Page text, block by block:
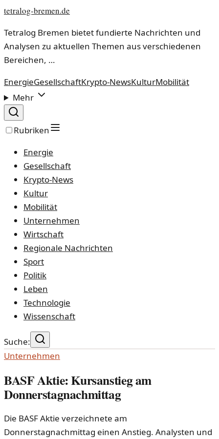
tetralog-bremen.de
Tetralog Bremen bietet fundierte Nachrichten und
Analysen zu aktuellen Themen aus verschiedenen
Bereichen, …
EnergieGesellschaftKrypto-NewsKulturMobilität
Mehr
Rubriken
Energie
Gesellschaft
Krypto-News
Kultur
Mobilität
Unternehmen
Wirtschaft
Regionale Nachrichten
Sport
Politik
Leben
Technologie
Wissenschaft
Suche:
Unternehmen
BASF Aktie: Kursanstieg am
Donnerstagnachmittag
Die BASF Aktie verzeichnete am
Donnerstagnachmittag einen Anstieg. Analysten und